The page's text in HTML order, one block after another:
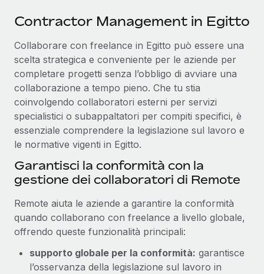
Contractor Management in Egitto
Collaborare con freelance in Egitto può essere una
scelta strategica e conveniente per le aziende per
completare progetti senza l’obbligo di avviare una
collaborazione a tempo pieno. Che tu stia
coinvolgendo collaboratori esterni per servizi
specialistici o subappaltatori per compiti specifici, è
essenziale comprendere la legislazione sul lavoro e
le normative vigenti in Egitto.
Garantisci la conformità con la
gestione dei collaboratori di Remote
Remote aiuta le aziende a garantire la conformità
quando collaborano con freelance a livello globale,
offrendo queste funzionalità principali:
supporto globale per la conformità: garantisce
l’osservanza della legislazione sul lavoro in